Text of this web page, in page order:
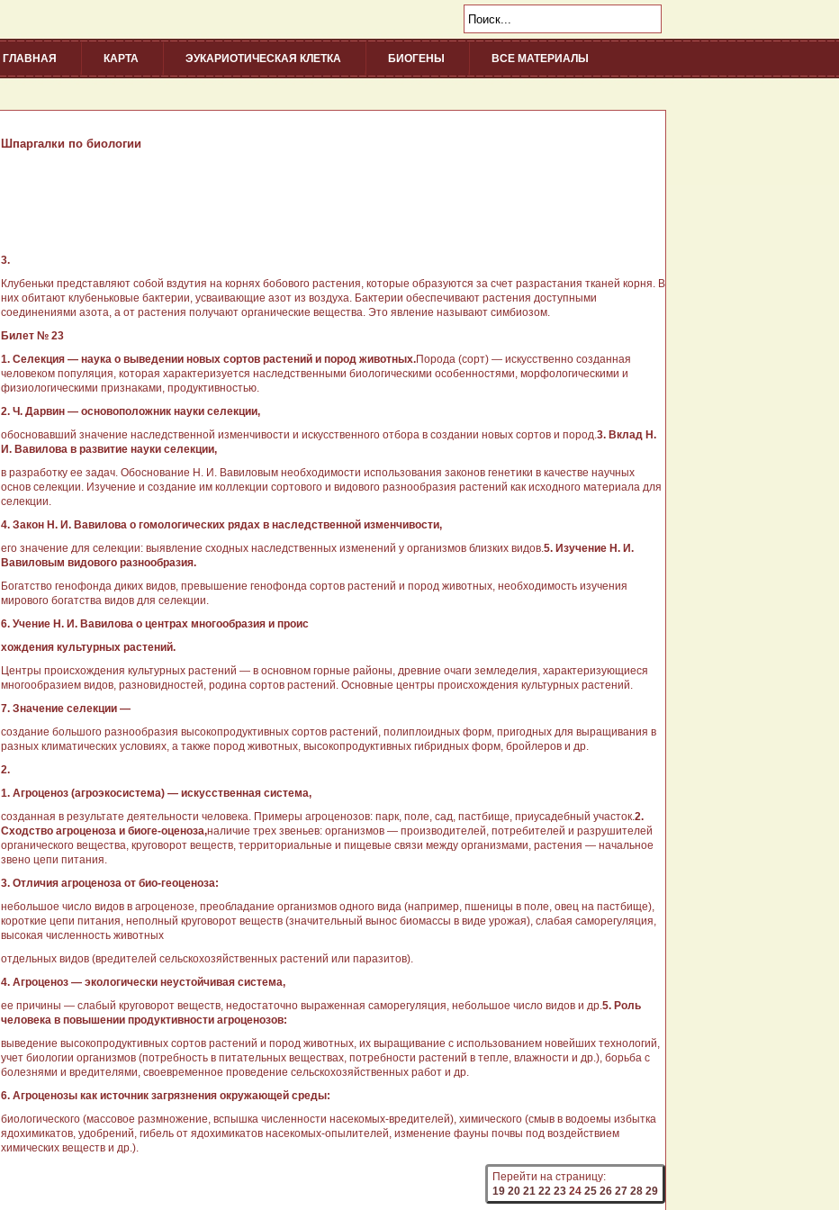
ГЛАВНАЯ КАРТА ЭУКАРИОТИЧЕСКАЯ КЛЕТКА БИОГЕНЫ ВСЕ МАТЕРИАЛЫ
Шпаргалки по биологии
3.
Клубеньки представляют собой вздутия на корнях бобового расте­ния, которые образуются за счет разрастания тканей корня. В
них обитают клубеньковые бактерии, усваивающие азот из воздуха. Бак­терии обеспечивают растения до­ступными
соединениями азота, а от растения получают органиче­ские вещества. Это явление назы­вают симбиозом.
Билет № 23
1. Селекция — наука о выведе­нии новых сортов растений и по­род животных.Порода (сорт) — искусственно созданная
челове­ком популяция, которая характе­ризуется наследственными биоло­гическими особенностями, морфо­логическими и
физиологическими признаками, продуктивностью.
2. Ч. Дарвин — основополож­ник науки селекции,
обосновав­ший значение наследственной из­менчивости и искусственного отбо­ра в создании новых сортов и пород.3. Вклад Н.
И. Вавилова в раз­витие науки селекции,
в разработ­ку ее задач. Обоснование Н. И. Ва­виловым необходимости использо­вания законов генетики в качест­ве научных
основ селекции. Изу­чение и создание им коллекции сортового и видового разнообра­зия растений как исходного мате­риала для
селекции.
4. Закон Н. И. Вавилова о го­мологических рядах в наследст­венной изменчивости,
его значе­ние для селекции: выявление сходных наследственных измене­ний у организмов близких видов.5. Изучение Н. И.
Вавиловым видового разнообразия.
Богатство генофонда диких видов, превыше­ние генофонда сортов растений и пород животных, необходимость изучения
мирового богатства ви­дов для селекции.
6. Учение Н. И. Вавилова о центрах многообразия и проис­
хождения культурных растений.
Центры происхождения культур­ных растений — в основном гор­ные районы, древние очаги земле­делия, характеризующиеся
много­образием видов, разновидностей, родина сортов растений. Основные центры происхождения культур­ных растений.
7. Значение селекции —
созда­ние большого разнообразия высо­копродуктивных сортов растений, полиплоидных форм, пригодных для выращивания в
разных кли­матических условиях, а также пород животных, высокопродук­тивных гибридных форм, бройле­ров и др.
2.
1. Агроценоз (агроэкосистема) — искусственная система,
созданная в результате деятельности челове­ка. Примеры агроценозов: парк, поле, сад, пастбище, приусадеб­ный участок.2.
Сходство агроценоза и биоге-оценоза,наличие трех звеньев: ор­ганизмов — производителей, по­требителей и разрушителей
орга­нического вещества, круговорот веществ, территориальные и пи­щевые связи между организмами, растения — начальное
звено цепи питания.
3. Отличия агроценоза от био-геоценоза:
небольшое число видов в агроценозе, преобладание орга­низмов одного вида (например, пшеницы в поле, овец на пастби­ще),
короткие цепи питания, непо­лный круговорот веществ (значи­тельный вынос биомассы в виде урожая), слабая саморегуляция,
высокая численность животных
отдельных видов (вредителей сель­скохозяйственных растений или паразитов).
4. Агроценоз — экологически неустойчивая система,
ее причи­ны — слабый круговорот веществ, недостаточно выраженная саморе­гуляция, небольшое число видов и др.5. Роль
человека в повышении продуктивности агроценозов:
вы­ведение высокопродуктивных сор­тов растений и пород животных, их выращивание с использованием новейших технологий,
учет биоло­гии организмов (потребность в пи­тательных веществах, потребности растений в тепле, влажности и др.), борьба с
болезнями и вредите­лями, своевременное проведение сельскохозяйственных работ и др.
6. Агроценозы как источник загрязнения окружающей среды:
биологического (массовое размно­жение, вспышка численности на­секомых-вредителей), химическо­го (смыв в водоемы избытка
ядохи­микатов, удобрений, гибель от ядохимикатов насекомых-опыли­телей, изменение фауны почвы под воздействием
химических ве­ществ и др.).
Перейти на страницу:
19 20 21 22 23 24 25 26 27 28 29